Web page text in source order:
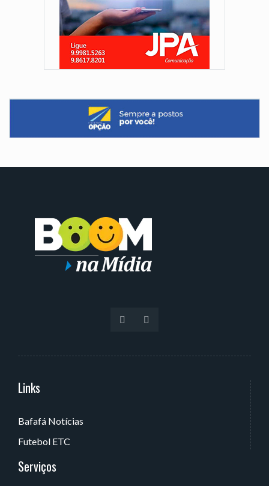
Links
Bafafá Notícias
Futebol ETC
Serviços
Serviços